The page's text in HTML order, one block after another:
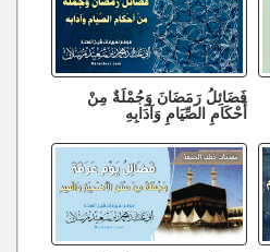
فَضَائِلُ رَمَضَانَ وَجُمْلَةٌ مِنْ
أَحْكَامِ الصِّيَامِ وَآدَابِهِ